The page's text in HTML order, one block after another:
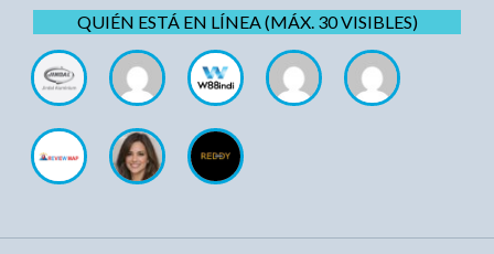
QUIÉN ESTÁ EN LÍNEA (MÁX. 30 VISIBLES)